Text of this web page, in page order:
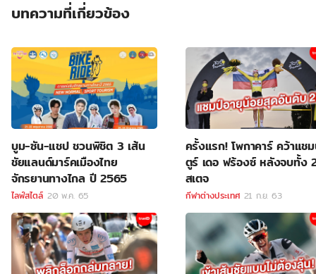
บทความที่เกี่ยวข้อง
บูม-ซัน-แชป ชวนพิชิต 3 เส้น
ชัยแลนด์มาร์คเมืองไทย
จักรยานทางไกล ปี 2565
ไลฟ์สไตล์ 20 พ.ค. 65
ครั้งแรก! โพกาคาร์ คว้าแช
ตูร์ เดอ ฟร้องซ์ หลังจบทั้ง
สเตจ
กีฬาต่างประเทศ 21 ก.ย. 63